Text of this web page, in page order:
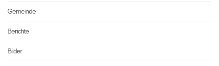
Gemeinde
Berichte
Bilder